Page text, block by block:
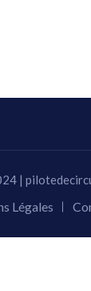
|
Légales